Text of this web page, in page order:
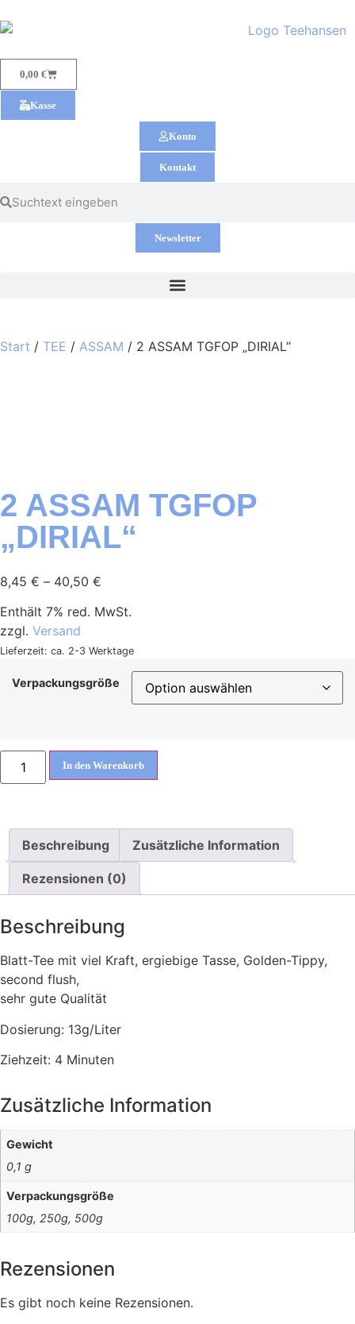
0,00 €
Kasse
Konto
Kontakt
Newsletter
Start / TEE / ASSAM / 2 ASSAM TGFOP „DIRIAL“
2 ASSAM TGFOP
„DIRIAL“
8,45 € – 40,50 €
Enthält 7% red. MwSt.
zzgl. Versand
Lieferzeit: ca. 2-3 Werktage
Verpackungsgröße
In den Warenkorb
Beschreibung Zusätzliche Information
Rezensionen (0)
Beschreibung
Blatt-Tee mit viel Kraft, ergiebige Tasse, Golden-Tippy,
second flush,
sehr gute Qualität
Dosierung: 13g/Liter
Ziehzeit: 4 Minuten
Zusätzliche Information
Gewicht
0,1 g
Verpackungsgröße
100g, 250g, 500g
Rezensionen
Es gibt noch keine Rezensionen.